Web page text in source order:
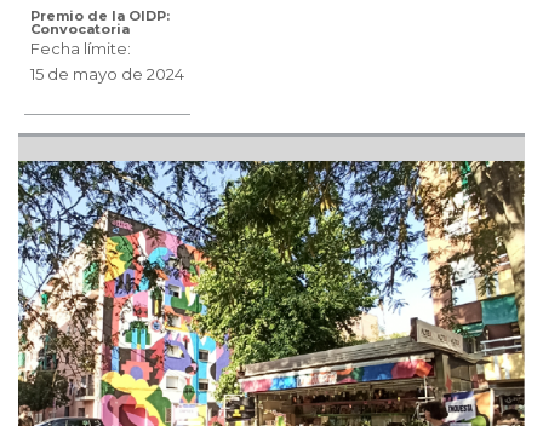
Premio de la OIDP:
Convocatoria
Fecha límite:
15 de mayo de 2024